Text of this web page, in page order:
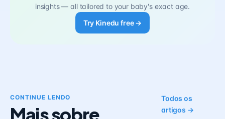
insights — all tailored to your baby's exact age.
Try Kinedu free →
CONTINUE LENDO
Mais sobre
Todos os
artigos →